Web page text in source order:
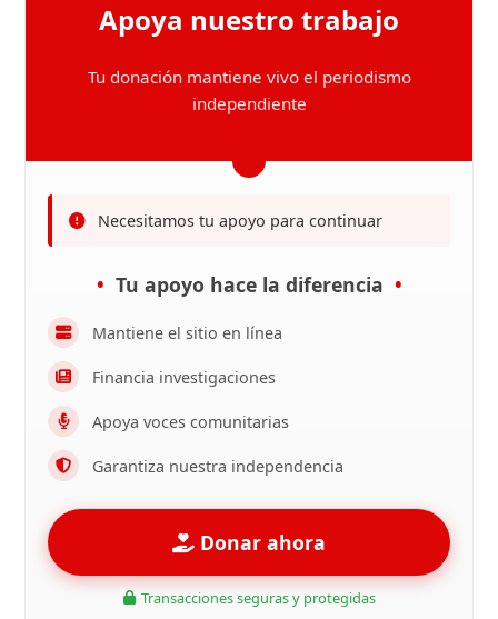
Apoya nuestro trabajo
Tu donación mantiene vivo el periodismo
independiente
Necesitamos tu apoyo para continuar
Tu apoyo hace la diferencia
Mantiene el sitio en línea
Financia investigaciones
Apoya voces comunitarias
Garantiza nuestra independencia
Donar ahora
Transacciones seguras y protegidas